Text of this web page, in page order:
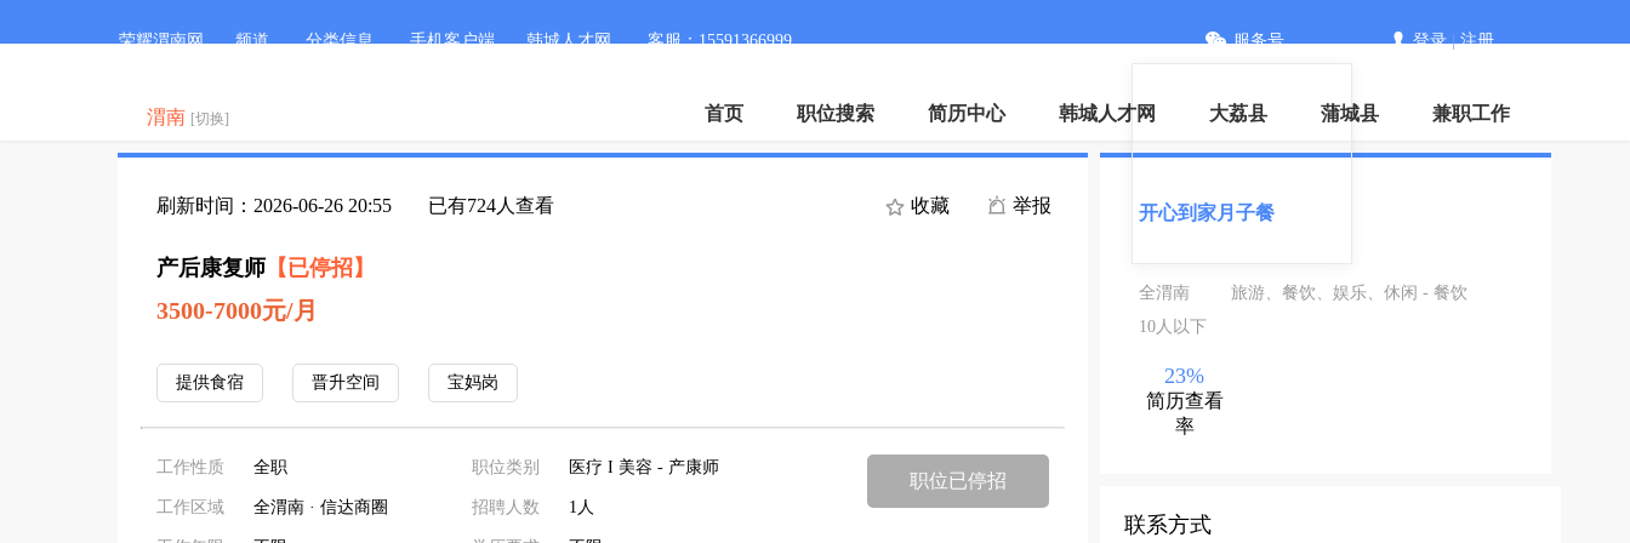
荣耀渭南网 频道 分类信息 手机客户端 韩城人才网 客服：15591366999 服务号 登录|注册
渭南 [切换] 首页 职位搜索 简历中心 韩城人才网 大荔县 蒲城县 兼职工作
刷新时间：2026-06-26 20:55 已有724人查看 收藏 举报
产后康复师 【已停招】
3500-7000元/月
提供食宿 晋升空间 宝妈岗
工作性质 全职
工作区域 全渭南 · 信达商圈
职位类别 医疗 I 美容 - 产康师
招聘人数 1人
职位已停招
开心到家月子餐
全渭南
旅游、餐饮、娱乐、休闲 - 餐饮
10人以下
23%
简历查看
率
联系方式